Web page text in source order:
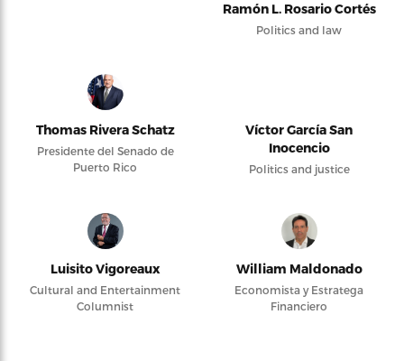
Ramón L. Rosario Cortés
Politics and law
Thomas Rivera Schatz
Presidente del Senado de
Puerto Rico
Víctor García San
Inocencio
Politics and justice
Luisito Vigoreaux
Cultural and Entertainment
Columnist
William Maldonado
Economista y Estratega
Financiero